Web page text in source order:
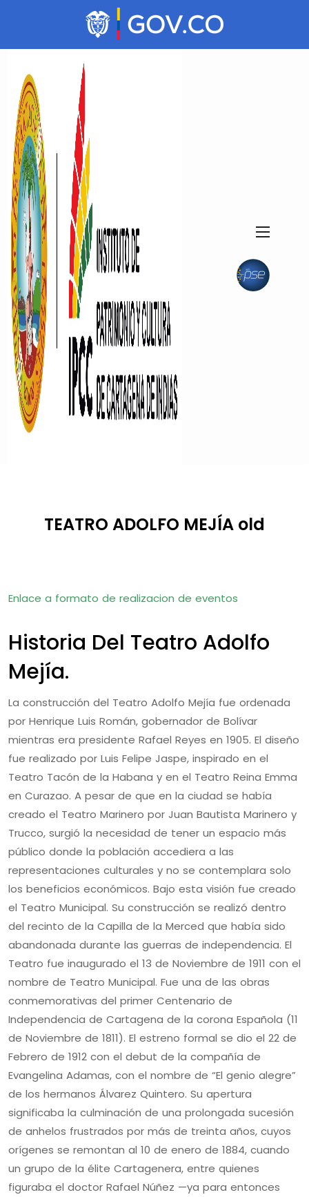
TEATRO ADOLFO MEJÍA old
Enlace a formato de realizacion de eventos
Historia Del Teatro Adolfo
Mejía.
La construcción del Teatro Adolfo Mejía fue ordenada
por Henrique Luis Román, gobernador de Bolívar
mientras era presidente Rafael Reyes en 1905. El diseño
fue realizado por Luis Felipe Jaspe, inspirado en el
Teatro Tacón de la Habana y en el Teatro Reina Emma
en Curazao. A pesar de que en la ciudad se había
creado el Teatro Marinero por Juan Bautista Marinero y
Trucco, surgió la necesidad de tener un espacio más
público donde la población accediera a las
representaciones culturales y no se contemplara solo
los beneficios económicos. Bajo esta visión fue creado
el Teatro Municipal. Su construcción se realizó dentro
del recinto de la Capilla de la Merced que había sido
abandonada durante las guerras de independencia. El
Teatro fue inaugurado el 13 de Noviembre de 1911 con el
nombre de Teatro Municipal. Fue una de las obras
conmemorativas del primer Centenario de
Independencia de Cartagena de la corona Española (11
de Noviembre de 1811). El estreno formal se dio el 22 de
Febrero de 1912 con el debut de la compañía de
Evangelina Adamas, con el nombre de “El genio alegre”
de los hermanos Álvarez Quintero. Su apertura
significaba la culminación de una prolongada sucesión
de anhelos frustrados por más de treinta años, cuyos
orígenes se remontan al 10 de enero de 1884, cuando
un grupo de la élite Cartagenera, entre quienes
figuraba el doctor Rafael Núñez —ya para entonces